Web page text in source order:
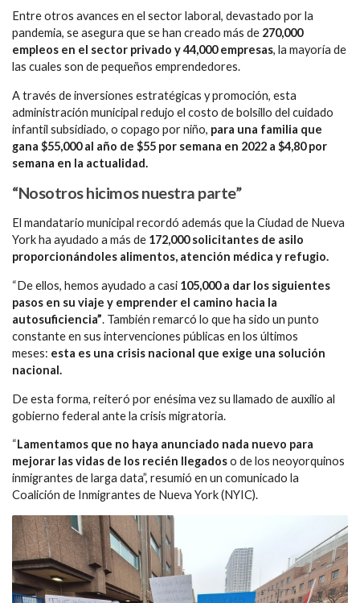
Entre otros avances en el sector laboral, devastado por la
pandemia, se asegura que se han creado más de 270,000
empleos en el sector privado y 44,000 empresas, la mayoría de
las cuales son de pequeños emprendedores.
A través de inversiones estratégicas y promoción, esta
administración municipal redujo el costo de bolsillo del cuidado
infantil subsidiado, o copago por niño, para una familia que
gana $55,000 al año de $55 por semana en 2022 a $4,80 por
semana en la actualidad.
“Nosotros hicimos nuestra parte”
El mandatario municipal recordó además que la Ciudad de Nueva
York ha ayudado a más de 172,000 solicitantes de asilo
proporcionándoles alimentos, atención médica y refugio.
“De ellos, hemos ayudado a casi 105,000 a dar los siguientes
pasos en su viaje y emprender el camino hacia la
autosuficiencia”. También remarcó lo que ha sido un punto
constante en sus intervenciones públicas en los últimos
meses: esta es una crisis nacional que exige una solución
nacional.
De esta forma, reiteró por enésima vez su llamado de auxilio al
gobierno federal ante la crisis migratoria.
“Lamentamos que no haya anunciado nada nuevo para
mejorar las vidas de los recién llegadoso de los neoyorquinos
inmigrantes de larga data”, resumió en un comunicado la
Coalición de Inmigrantes de Nueva York (NYIC).